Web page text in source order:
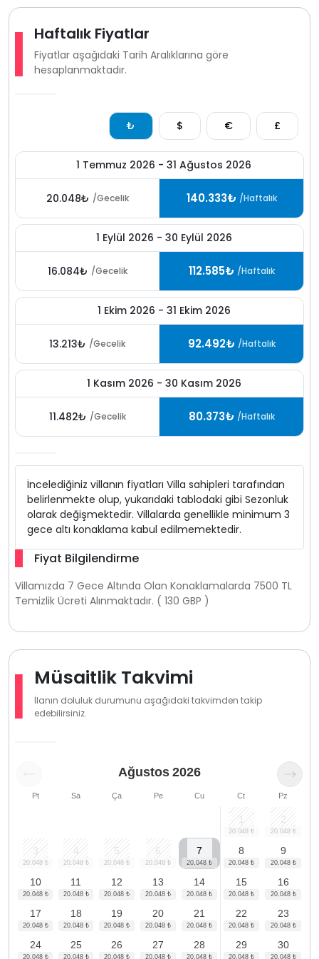
Haftalık Fiyatlar
Fiyatlar aşağıdaki Tarih Aralıklarına göre
hesaplanmaktadır.
₺ $ € £
1 Temmuz 2026 - 31 Ağustos 2026
20.048₺ /Gecelik 140.333₺ /Haftalık
1 Eylül 2026 - 30 Eylül 2026
16.084₺ /Gecelik 112.585₺ /Haftalık
1 Ekim 2026 - 31 Ekim 2026
13.213₺ /Gecelik 92.492₺ /Haftalık
1 Kasım 2026 - 30 Kasım 2026
11.482₺ /Gecelik 80.373₺ /Haftalık
İncelediğiniz villanın fiyatları Villa sahipleri tarafından
belirlenmekte olup, yukarıdaki tablodaki gibi Sezonluk
olarak değişmektedir. Villalarda genellikle minimum 3
gece altı konaklama kabul edilmemektedir.
Fiyat Bilgilendirme
Villamızda 7 Gece Altında Olan Konaklamalarda 7500 TL
Temizlik Ücreti Alınmaktadır. ( 130 GBP )
Müsaitlik Takvimi
İlanın doluluk durumunu aşağıdaki takvimden takip
edebilirsiniz.
Ağustos 2026
Pt Sa Ça Pe Cu Ct Pz
1 2
3 4 5 6 7 8 9
10 11 12 13 14 15 16
17 18 19 20 21 22 23
24 25 26 27 28 29 30